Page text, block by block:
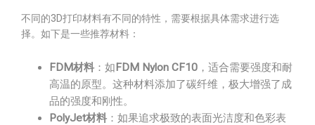
不同的3D打印材料有不同的特性，需要根据具体需求进行选
择。如下是一些推荐材料：
FDM材料 ：如FDM Nylon CF10 ，适合需要强度和耐
高温的原型。这种材料添加了碳纤维，极大增强了成
品的强度和刚性。
PolyJet材料 ：如果追求极致的表面光洁度和色彩表